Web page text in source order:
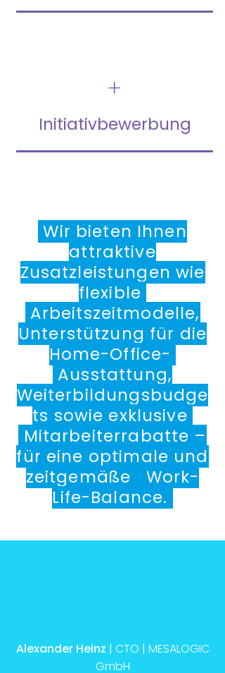
+
Initiativbewerbung
Wir bieten Ihnen
attraktive
Zusatzleistungen wie
flexible
Arbeitszeitmodelle,
Unterstützung für die
Home-Office-
Ausstattung,
Weiterbildungsbudge
ts sowie exklusive
Mitarbeiterrabatte –
für eine optimale und
zeitgemäße Work-
Life-Balance.
Alexander Heinz | CTO | MESALOGIC
GmbH